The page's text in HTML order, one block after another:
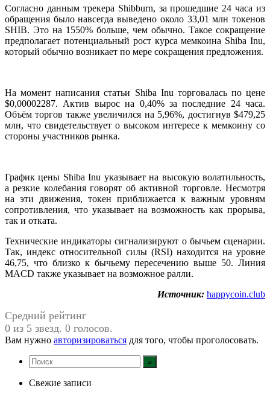
Согласно данным трекера Shibburn, за прошедшие 24 часа из
обращения было навсегда выведено около 33,01 млн токенов
SHIB. Это на 1550% больше, чем обычно. Такое сокращение
предполагает потенциальный рост курса мемкоина Shiba Inu,
который обычно возникает по мере сокращения предложения.
На момент написания статьи Shiba Inu торговалась по цене
$0,00002287. Актив вырос на 0,40% за последние 24 часа.
Объём торгов также увеличился на 5,96%, достигнув $479,25
млн, что свидетельствует о высоком интересе к мемкоину со
стороны участников рынка.
График цены Shiba Inu указывает на высокую волатильность,
а резкие колебания говорят об активной торговле. Несмотря
на эти движения, токен приближается к важным уровням
сопротивления, что указывает на возможность как прорыва,
так и отката.
Технические индикаторы сигнализируют о бычьем сценарии.
Так, индекс относительной силы (RSI) находится на уровне
46,75, что близко к бычьему пересечению выше 50. Линия
MACD также указывает на возможное ралли.
Источник: happycoin.club
Средний рейтинг
0 из 5 звезд. 0 голосов.
Вам нужно авторизироваться для того, чтобы проголосовать.
Свежие записи